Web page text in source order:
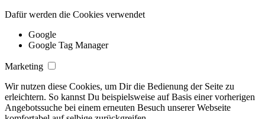
Dafür werden die Cookies verwendet
Google
Google Tag Manager
Marketing
Wir nutzen diese Cookies, um Dir die Bedienung der Seite zu
erleichtern. So kannst Du beispielsweise auf Basis einer vorherigen
Angebotssuche bei einem erneuten Besuch unserer Webseite